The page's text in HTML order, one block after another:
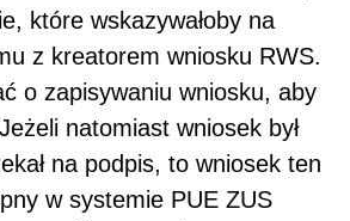
które wskazywałoby na
z kreatorem wniosku RWS.
o zapisywaniu wniosku, aby
natomiast wniosek był
na podpis, to wniosek ten
w systemie PUE ZUS